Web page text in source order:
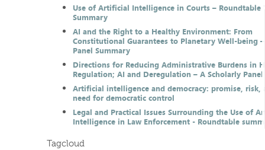
Use of Artificial Intelligence in Courts – Roundtable
Summary
AI and the Right to a Healthy Environment: From
Constitutional Guarantees to Planetary Well-being
Panel Summary
Directions for Reducing Administrative Burdens in
Regulation; AI and Deregulation – A Scholarly
Artificial intelligence and democracy: promise, risk,
need for democratic control
Legal and Practical Issues Surrounding the Use of
Intelligence in Law Enforcement - Roundtable
Tagcloud